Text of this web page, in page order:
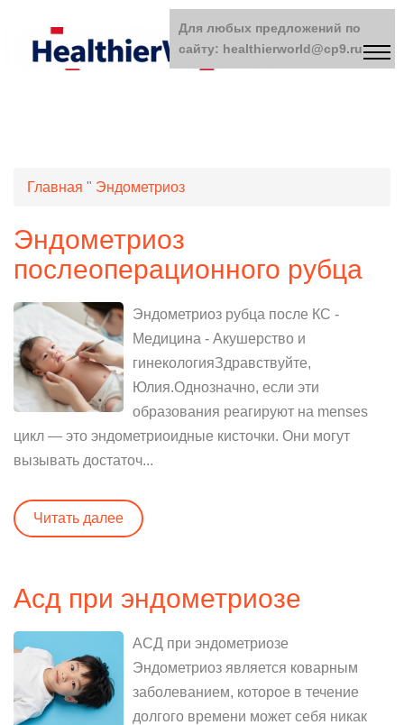
Главная " Эндометриоз
Эндометриоз
послеоперационного рубца
Эндометриоз рубца после КС -
Медицина - Акушерство и
гинекологияЗдравствуйте,
Юлия.Однозначно, если эти
образования реагируют на menses
цикл — это эндометриоидные кисточки. Они могут
вызывать достаточ...
Читать далее
Асд при эндометриозе
АСД при эндометриозе
Эндометриоз является коварным
заболеванием, которое в течение
долгого времени может себя никак
Для любых предложений по
сайту: healthierworld@cp9.ru